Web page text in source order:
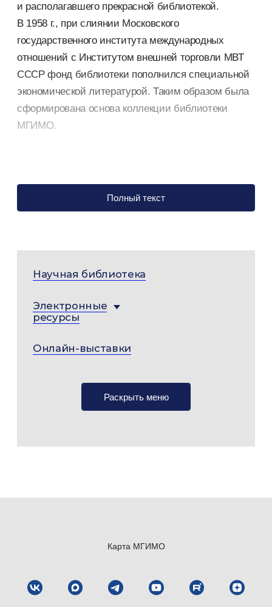
Научная библиотека
Электронные
ресурсы
Онлайн-выставки
Раскрыть меню
и располагавшего прекрасной библиотекой.
В 1958 г., при слиянии Московского
государственного института международных
отношений с Институтом внешней торговли МВТ
СССР фонд библиотеки пополнился специальной
экономической литературой. Таким образом была
сформирована основа коллекции библиотеки
МГИМО.
Полный текст
Карта МГИМО